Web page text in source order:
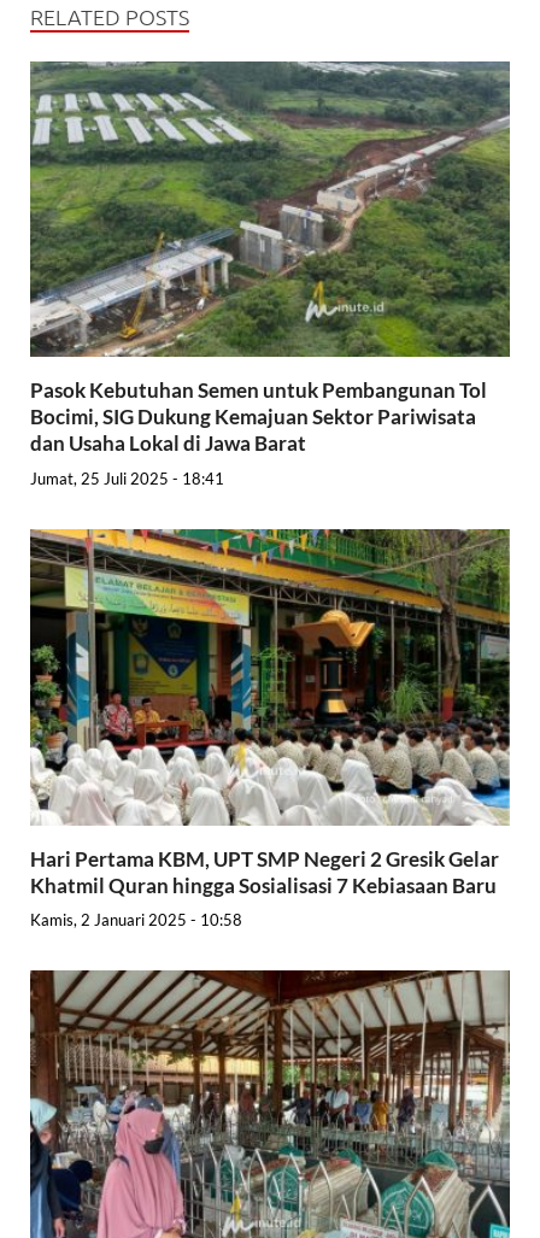
RELATED POSTS
Pasok Kebutuhan Semen untuk Pembangunan Tol
Bocimi, SIG Dukung Kemajuan Sektor Pariwisata
dan Usaha Lokal di Jawa Barat
Jumat, 25 Juli 2025 - 18:41
Hari Pertama KBM, UPT SMP Negeri 2 Gresik Gelar
Khatmil Quran hingga Sosialisasi 7 Kebiasaan Baru
Kamis, 2 Januari 2025 - 10:58